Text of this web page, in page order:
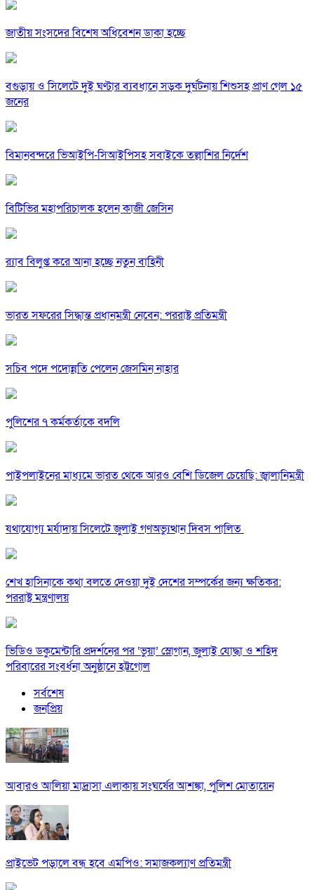
জাতীয় সংসদের বিশেষ অধিবেশন ডাকা হচ্ছে
বগুড়ায় ও সিলেটে দুই ঘণ্টার ব্যবধানে সড়ক দুর্ঘটনায় শিশুসহ প্রাণ গেল ১৫
জনের
বিমানবন্দরে ভিআইপি-সিআইপিসহ সবাইকে তল্লাশির নির্দেশ
বিটিভির মহাপরিচালক হলেন কাজী জেসিন
র‍্যাব বিলুপ্ত করে আনা হচ্ছে নতুন বাহিনী
ভারত সফরের সিদ্ধান্ত প্রধানমন্ত্রী নেবেন: পররাষ্ট্র প্রতিমন্ত্রী
সচিব পদে পদোন্নতি পেলেন জেসমিন নাহার
পুলিশের ৭ কর্মকর্তাকে বদলি
পাইপলাইনের মাধ্যমে ভারত থেকে আরও বেশি ডিজেল চেয়েছি: জ্বালানিমন্ত্রী
যথাযোগ্য মর্যাদায় সিলেটে জুলাই গণঅভ্যুত্থান দিবস পালিত
শেখ হাসিনাকে কথা বলতে দেওয়া দুই দেশের সম্পর্কের জন্য ক্ষতিকর:
পররাষ্ট্র মন্ত্রণালয়
ভিডিও ডকুমেন্টারি প্রদর্শনের পর ‘ভুয়া’ স্লোগান, জুলাই যোদ্ধা ও শহিদ
পরিবারের সংবর্ধনা অনুষ্ঠানে হট্টগোল
সর্বশেষ
জনপ্রিয়
আবারও আলিয়া মাদ্রাসা এলাকায় সংঘর্ষের আশঙ্কা, পুলিশ মোতায়েন
প্রাইভেট পড়ালে বন্ধ হবে এমপিও: সমাজকল্যাণ প্রতিমন্ত্রী